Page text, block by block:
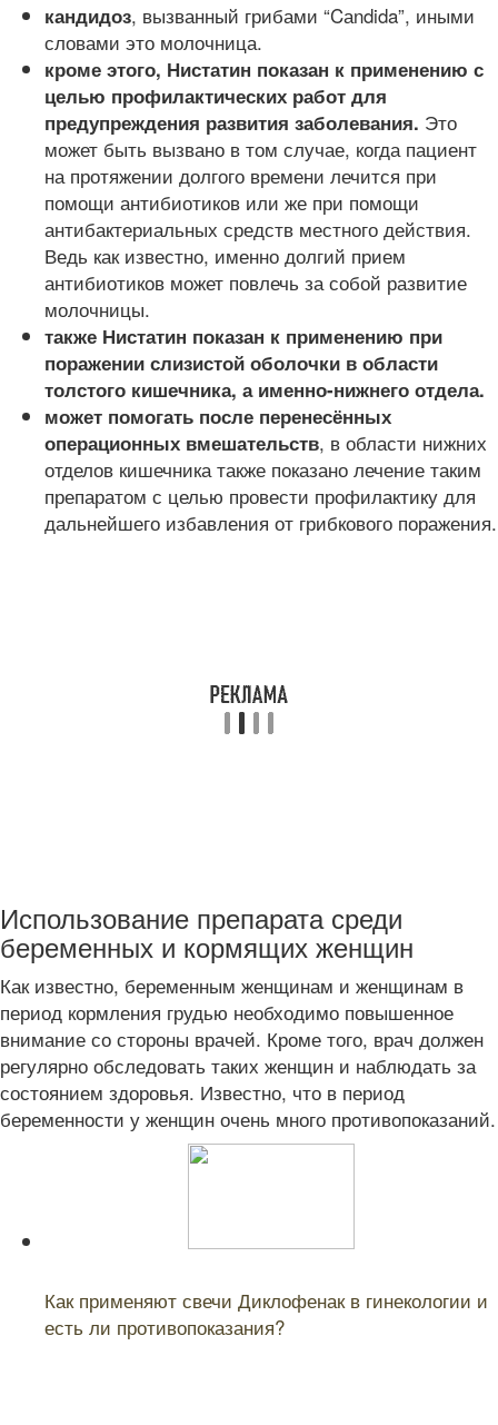
кандидоз, вызванный грибами “Cаndida”, иными
словами это молочница.
кроме этого, Нистатин показан к применению с
целью профилактических работ для
предупреждения развития заболевания. Это
может быть вызвано в том случае, когда пациент
на протяжении долгого времени лечится при
помощи антибиотиков или же при помощи
антибактериальных средств местного действия.
Ведь как известно, именно долгий прием
антибиотиков может повлечь за собой развитие
молочницы.
также Нистатин показан к применению при
поражении слизистой оболочки в области
толстого кишечника, а именно-нижнего отдела.
может помогать после перенесённых
операционных вмешательств, в области нижних
отделов кишечника также показано лечение таким
препаратом с целью провести профилактику для
дальнейшего избавления от грибкового поражения.
Использование препарата среди
беременных и кормящих женщин
Как известно, беременным женщинам и женщинам в
период кормления грудью необходимо повышенное
внимание со стороны врачей. Кроме того, врач должен
регулярно обследовать таких женщин и наблюдать за
состоянием здоровья. Известно, что в период
беременности у женщин очень много противопоказаний.
Как применяют свечи Диклофенак в гинекологии и
есть ли противопоказания?